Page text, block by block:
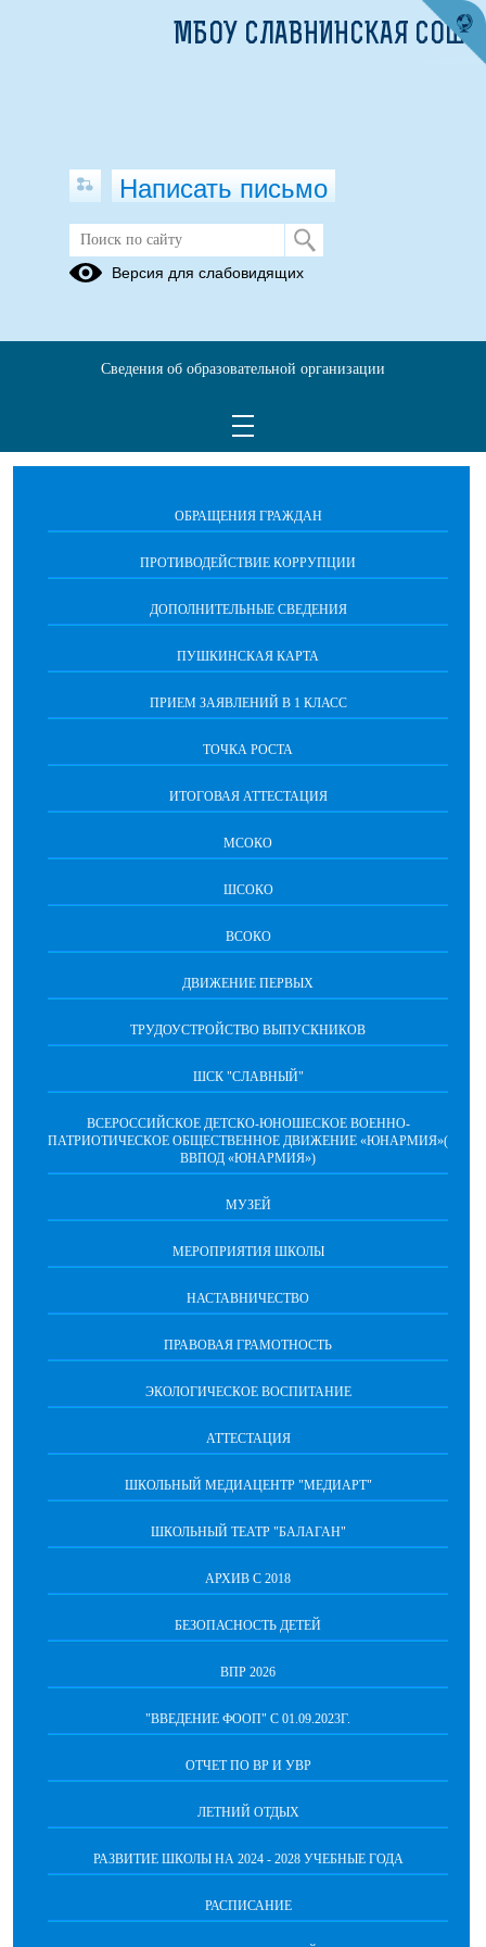
НАСТАВНИЧЕСТВО
ОБРАЩЕНИЯ ГРАЖДАН
ПРОТИВОДЕЙСТВИЕ КОРРУПЦИИ
ДОПОЛНИТЕЛЬНЫЕ СВЕДЕНИЯ
ПУШКИНСКАЯ КАРТА
ПРИЕМ ЗАЯВЛЕНИЙ В 1 КЛАСС
ТОЧКА РОСТА
ИТОГОВАЯ АТТЕСТАЦИЯ
МСОКО
ШСОКО
ВСОКО
ДВИЖЕНИЕ ПЕРВЫХ
ТРУДОУСТРОЙСТВО ВЫПУСКНИКОВ
ШСК "СЛАВНЫЙ"
ВСЕРОССИЙСКОЕ ДЕТСКО-ЮНОШЕСКОЕ ВОЕННО-
ПАТРИОТИЧЕСКОЕ ОБЩЕСТВЕННОЕ ДВИЖЕНИЕ «ЮНАРМИЯ»(
ВВПОД «ЮНАРМИЯ»)
МУЗЕЙ
МЕРОПРИЯТИЯ ШКОЛЫ
НАСТАВНИЧЕСТВО
ПРАВОВАЯ ГРАМОТНОСТЬ
ЭКОЛОГИЧЕСКОЕ ВОСПИТАНИЕ
АТТЕСТАЦИЯ
ШКОЛЬНЫЙ МЕДИАЦЕНТР "МЕДИАРТ"
ШКОЛЬНЫЙ ТЕАТР "БАЛАГАН"
АРХИВ С 2018
БЕЗОПАСНОСТЬ ДЕТЕЙ
ВПР 2026
"ВВЕДЕНИЕ ФООП" С 01.09.2023Г.
ОТЧЕТ ПО ВР И УВР
ЛЕТНИЙ ОТДЫХ
РАЗВИТИЕ ШКОЛЫ НА 2024 - 2028 УЧЕБНЫЕ ГОДА
РАСПИСАНИЕ
МБОУ СЛАВНИНСКАЯ СОШ
Написать письмо
Версия для слабовидящих
Сведения об образовательной организации